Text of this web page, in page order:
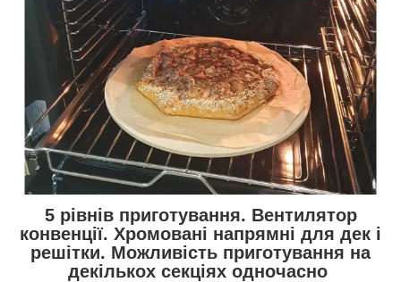
5 рівнів приготування. Вентилятор
конвенції. Хромовані напрямні для дек і
решітки. Можливість приготування на
декількох секціях одночасно